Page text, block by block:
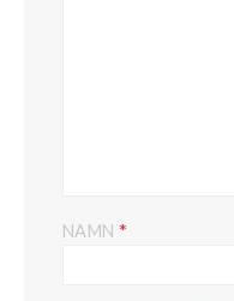
NAMN *